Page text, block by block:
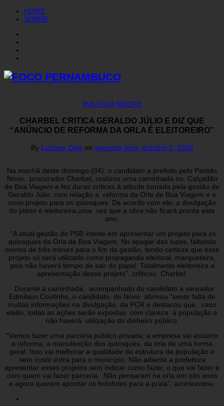
HOME
SOBRE
POLÍTICA RECIFE
CHARBEL CRITICA GERALDO JÚLIO E DIZ QUE
“ANÚNCIO DE REFORMA DA ORLA É ELEITOREIRO”
By Luzimar Dias on segunda-feira, outubro 5, 2020
Na manhã deste domingo (04), o candidato a prefeito pelo Partido
Novo, procurador Charbel, realizou uma caminhada no Calçadão
de Boa Viagem e fez duras críticas à atitude tomada pela gestão de
Geraldo Júlio, com relação a reforma da Orla de Boa Viagem e o
novo projeto para os quiosques. De acordo com ele, a divulgação
do plano é eleitoreira,uma vez que a obra não ficará pronta este
ano.
“A atual gestão do PSB insiste em apresentar um projeto para os
quiosques da Orla de Boa Viagem. No apagar das luzes, faltando
menos de três meses para o fim da gestão, tendo certeza que esse
projeto só será utilizado como propaganda eleitoral, marqueteira,
pois não haverá tempo de sair do papel. Totalmente eleitoreira a
apresentação desse projeto”, crfiticou Charbel.
Durante a caminhada, acompanhado do candidato a vereador
Edmilson Coutinho, o candidato do Novo afirmou “sentir falta de
muitas informações na divulgação da PCR e destacou que, caso
eleito, todas as ações serão expostas com clareza à população e
não haverá utilização do dinheiro público.
“Vamos fazer uma parceria público-privada, a empresa vai assumir
a reforma, a manutenção dos quiosques, da orla de uma forma
geral. Isso vai melhorar a qualidade da estrutura da população e
sem custo extra para o município. Não adianta a prefeitura
apresentar esses projetos sem indicar como fazer, o que vai fazer e
com quem vai fazer parceria. Não pensaram na orla em oito anos
e agora querem apontar os holofotes para a praia”, acrescentou.